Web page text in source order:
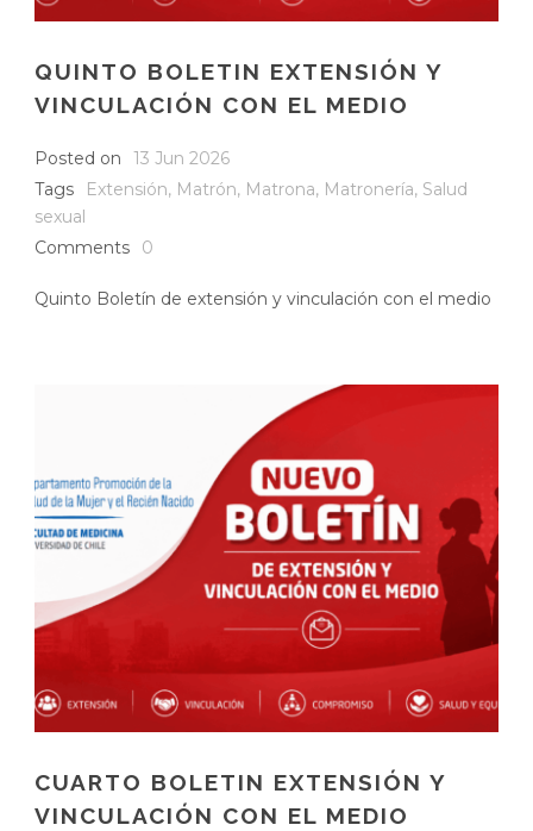
QUINTO BOLETIN EXTENSIÓN Y
VINCULACIÓN CON EL MEDIO
Posted on
13 Jun 2026
Tags
Extensión, Matrón, Matrona, Matronería, Salud
sexual
Comments
0
Quinto Boletín de extensión y vinculación con el medio
CUARTO BOLETIN EXTENSIÓN Y
VINCULACIÓN CON EL MEDIO